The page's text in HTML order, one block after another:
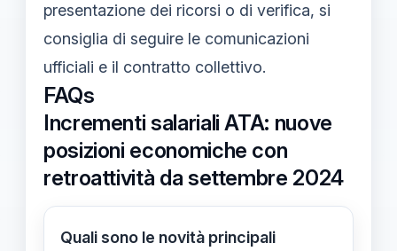
presentazione dei ricorsi o di verifica, si
consiglia di seguire le comunicazioni
ufficiali e il contratto collettivo.
FAQs
Incrementi salariali ATA: nuove
posizioni economiche con
retroattività da settembre 2024
Quali sono le novità principali